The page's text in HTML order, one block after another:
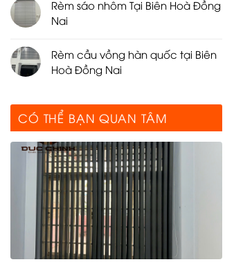
Rèm sáo nhôm Tại Biên Hoà Đồng
Nai
Rèm cầu vồng hàn quốc tại Biên
Hoà Đồng Nai
CÓ THỂ BẠN QUAN TÂM